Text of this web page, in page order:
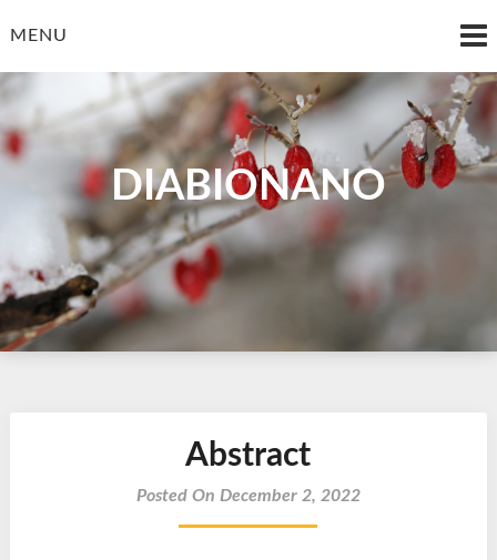
MENU
DIABIONANO
Abstract
Posted On December 2, 2022